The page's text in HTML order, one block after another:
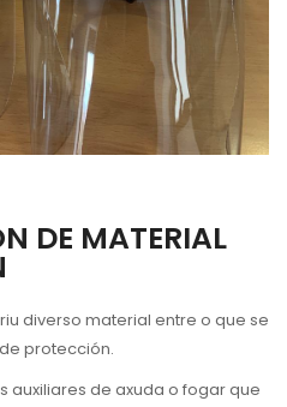
DE MATERIAL
diverso material entre o que se
protección.
auxiliares de axuda o fogar que